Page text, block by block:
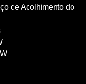
de Acolhimento do